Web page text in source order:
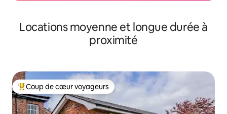
Locations moyenne et longue durée à
proximité
Coups de cœur voyageurs les plus appréciés
Coup de cœur voyageurs